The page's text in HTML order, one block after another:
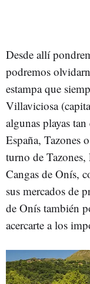
Desde allí
podremos
estampa que
Villaviciosa
algunas playas
España, Tazones
turno de
Cangas de Onís,
sus mercados de
de Onís también
acercarte a los